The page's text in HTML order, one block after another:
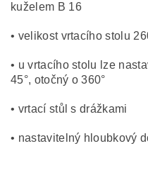
kuželem B 16
• velikost vrtacího stolu
• u vrtacího stolu lze
45°, otočný o 360°
• vrtací stůl s drážkami
• nastavitelný hloubkový